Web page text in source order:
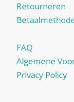
Retourneren
FAQ
Algemene
Privacy Policy